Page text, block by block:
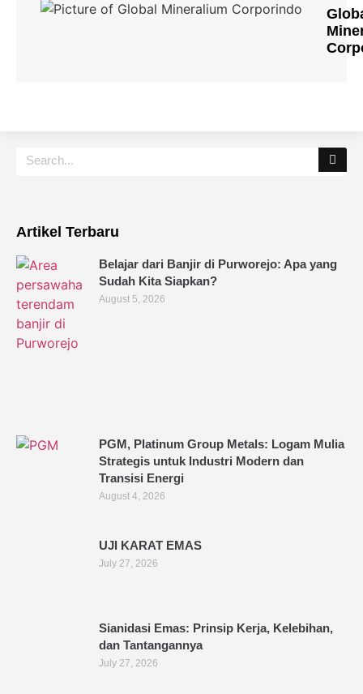
Artikel Terbaru
Belajar dari Banjir di Purworejo: Apa yang
Sudah Kita Siapkan?
August 5, 2026
PGM, Platinum Group Metals: Logam Mulia
Strategis untuk Industri Modern dan
Transisi Energi
August 4, 2026
UJI KARAT EMAS
July 27, 2026
Sianidasi Emas: Prinsip Kerja, Kelebihan,
dan Tantangannya
July 27, 2026